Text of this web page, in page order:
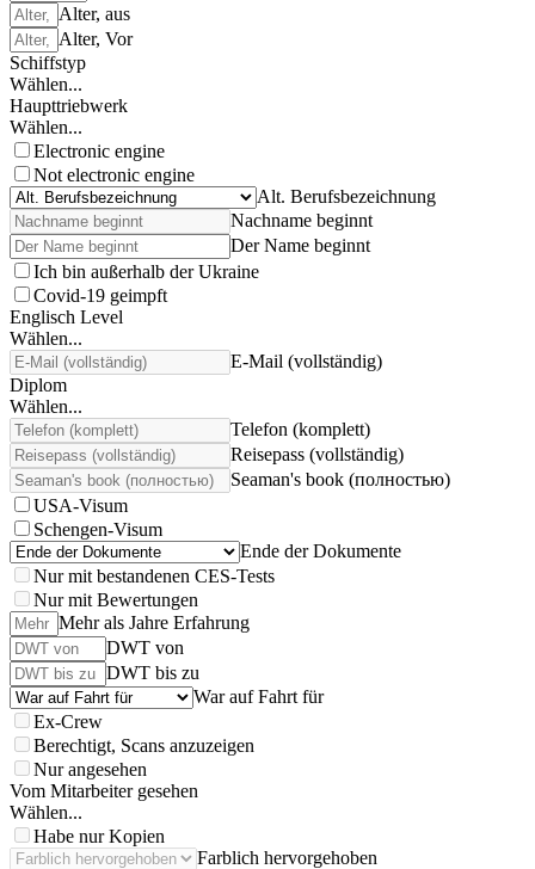
Alter, aus
Alter, Vor
Schiffstyp
Wählen...
Haupttriebwerk
Wählen...
Electronic engine
Not electronic engine
Alt. Berufsbezeichnung
Nachname beginnt
Der Name beginnt
Ich bin außerhalb der Ukraine
Covid-19 geimpft
Englisch Level
Wählen...
E-Mail (vollständig)
Diplom
Wählen...
Telefon (komplett)
Reisepass (vollständig)
Seaman's book (полностью)
USA-Visum
Schengen-Visum
Ende der Dokumente
Nur mit bestandenen CES-Tests
Nur mit Bewertungen
Mehr als Jahre Erfahrung
DWT von
DWT bis zu
War auf Fahrt für
Ex-Crew
Berechtigt, Scans anzuzeigen
Nur angesehen
Vom Mitarbeiter gesehen
Wählen...
Habe nur Kopien
Farblich hervorgehoben